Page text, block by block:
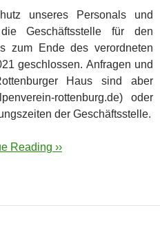
unseres Personals und
Geschäftsstelle für den
zum Ende des verordneten
geschlossen. Anfragen und
Haus sind aber
rottenburg.de) oder
der Geschäftsstelle.
Reading ››